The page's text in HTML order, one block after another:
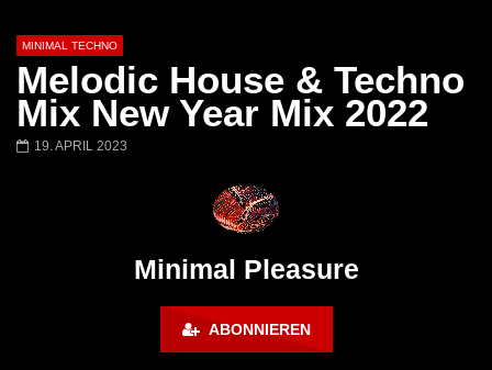
Ricardo Villalobos @ Stereo,
MINIMAL TECHNO
Melodic House & Techno
Mix New Year Mix 2022
19. APRIL 2023
Minimal Pleasure
ABONNIEREN